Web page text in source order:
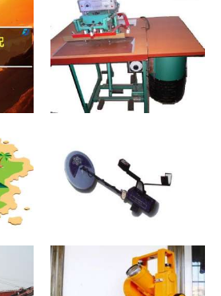
文详
探测器？探测器2021价格和图
文详情